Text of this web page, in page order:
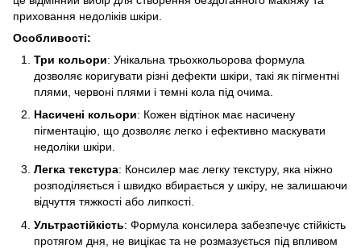
приховання недоліків шкіри.
Особливості:
Три кольори: Унікальна трьохкольорова формула
дозволяє коригувати різні дефекти шкіри, такі як пігментні
плями, червоні плями і темні кола під очима.
Насичені кольори: Кожен відтінок має насичену
пігментацію, що дозволяє легко і ефективно маскувати
недоліки шкіри.
Легка текстура: Консилер має легку текстуру, яка ніжно
розподіляється і швидко вбирається у шкіру, не залишаючи
відчуття тяжкості або липкості.
Ультрастійкість: Формула консилера забезпечує стійкість
протягом дня, не вицікає та не розмазується під впливом